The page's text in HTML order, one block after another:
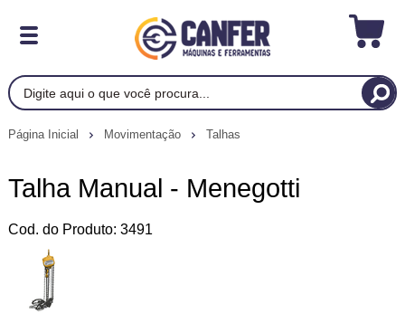
Página Inicial Movimentação Talhas
Talha Manual - Menegotti
Cod. do Produto: 3491